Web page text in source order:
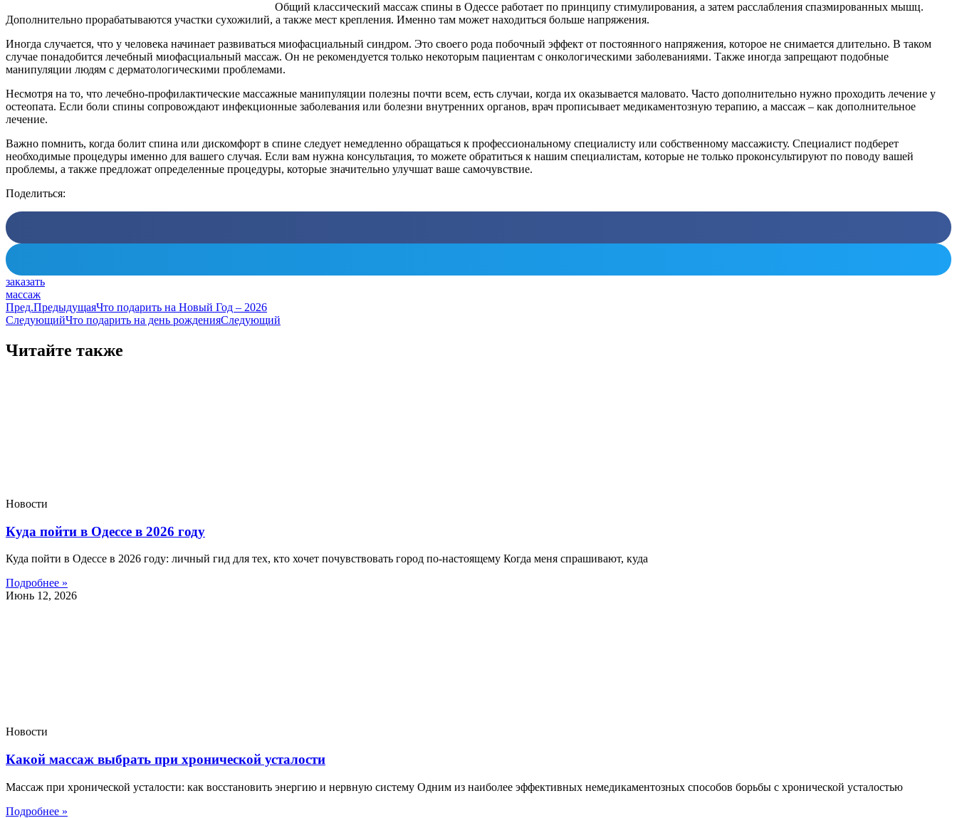
Общий классический массаж спины в Одессе работает по принципу стимулирования, а затем расслабления спазмированных мышц.
Дополнительно прорабатываются участки сухожилий, а также мест крепления. Именно там может находиться больше напряжения.
Иногда случается, что у человека начинает развиваться миофасциальный синдром. Это своего рода побочный эффект от постоянного напряжения, которое не снимается длительно. В таком
случае понадобится лечебный миофасциальный массаж. Он не рекомендуется только некоторым пациентам с онкологическими заболеваниями. Также иногда запрещают подобные
манипуляции людям с дерматологическими проблемами.
Несмотря на то, что лечебно-профилактические массажные манипуляции полезны почти всем, есть случаи, когда их оказывается маловато. Часто дополнительно нужно проходить лечение у
остеопата. Если боли спины сопровождают инфекционные заболевания или болезни внутренних органов, врач прописывает медикаментозную терапию, а массаж – как дополнительное
лечение.
Важно помнить, когда болит спина или дискомфорт в спине следует немедленно обращаться к профессиональному специалисту или собственному массажисту. Специалист подберет
необходимые процедуры именно для вашего случая. Если вам нужна консультация, то можете обратиться к нашим специалистам, которые не только проконсультируют по поводу вашей
проблемы, а также предложат определенные процедуры, которые значительно улучшат ваше самочувствие.
Поделиться:
заказать
массаж
Пред.ПредыдущаяЧто подарить на Новый Год – 2026
СледующийЧто подарить на день рожденияСледующий
Читайте также
Новости
Куда пойти в Одессе в 2026 году
Куда пойти в Одессе в 2026 году: личный гид для тех, кто хочет почувствовать город по-настоящему Когда меня спрашивают, куда
Подробнее »
Июнь 12, 2026
Новости
Какой массаж выбрать при хронической усталости
Массаж при хронической усталости: как восстановить энергию и нервную систему Одним из наиболее эффективных немедикаментозных способов борьбы с хронической усталостью
Подробнее »